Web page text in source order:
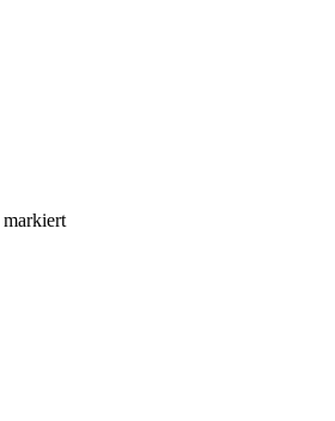
markiert